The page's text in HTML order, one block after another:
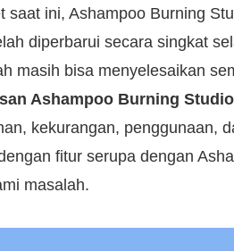
ini, Ashampoo Burning
diperbarui secara singkat
masih bisa menyelesaikan
Ashampoo Burning Studio
kekurangan, penggunaan,
fitur serupa dengan
masalah.